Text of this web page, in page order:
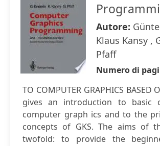
Autore:
Klaus Kansy ,
Pfaff
Numero di
TO COMPUTER GRAPHICS BASED
gives an introduction to basic
computer graph ics and to the
concepts of GKS. The aims of
twofold: to provide the